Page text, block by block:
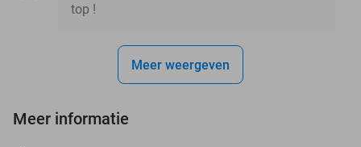
top !
Meer weergeven
Meer informatie